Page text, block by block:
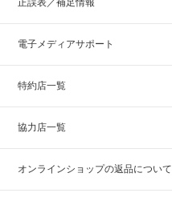
正誤表／補足情報
電子メディアサポート
特約店一覧
協力店一覧
オンラインショップの返品について